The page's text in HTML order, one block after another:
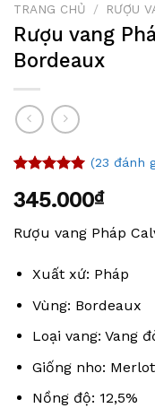
TRANG CHỦ / RƯỢU
Rượu vang
Bordeaux
dựa trên
(23 đánh
345.000₫
Rượu vang Pháp
Xuất xứ: Pháp
Vùng: Bordeaux
Loại vang: Vang
Giống nho:
Nồng độ: 12,5%